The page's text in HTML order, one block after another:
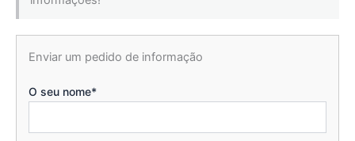
Enviar um pedido de informação
O seu nome*